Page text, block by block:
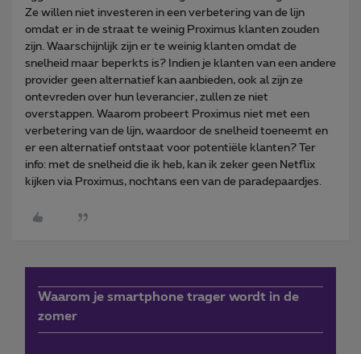
Ze willen niet investeren in een verbetering van de lijn
omdat er in de straat te weinig Proximus klanten zouden
zijn. Waarschijnlijk zijn er te weinig klanten omdat de
snelheid maar beperkts is? Indien je klanten van een andere
provider geen alternatief kan aanbieden, ook al zijn ze
ontevreden over hun leverancier, zullen ze niet
overstappen. Waarom probeert Proximus niet met een
verbetering van de lijn, waardoor de snelheid toeneemt en
er een alternatief ontstaat voor potentiële klanten? Ter
info: met de snelheid die ik heb, kan ik zeker geen Netflix
kijken via Proximus, nochtans een van de paradepaardjes.
Waarom je smartphone trager wordt in de
zomer